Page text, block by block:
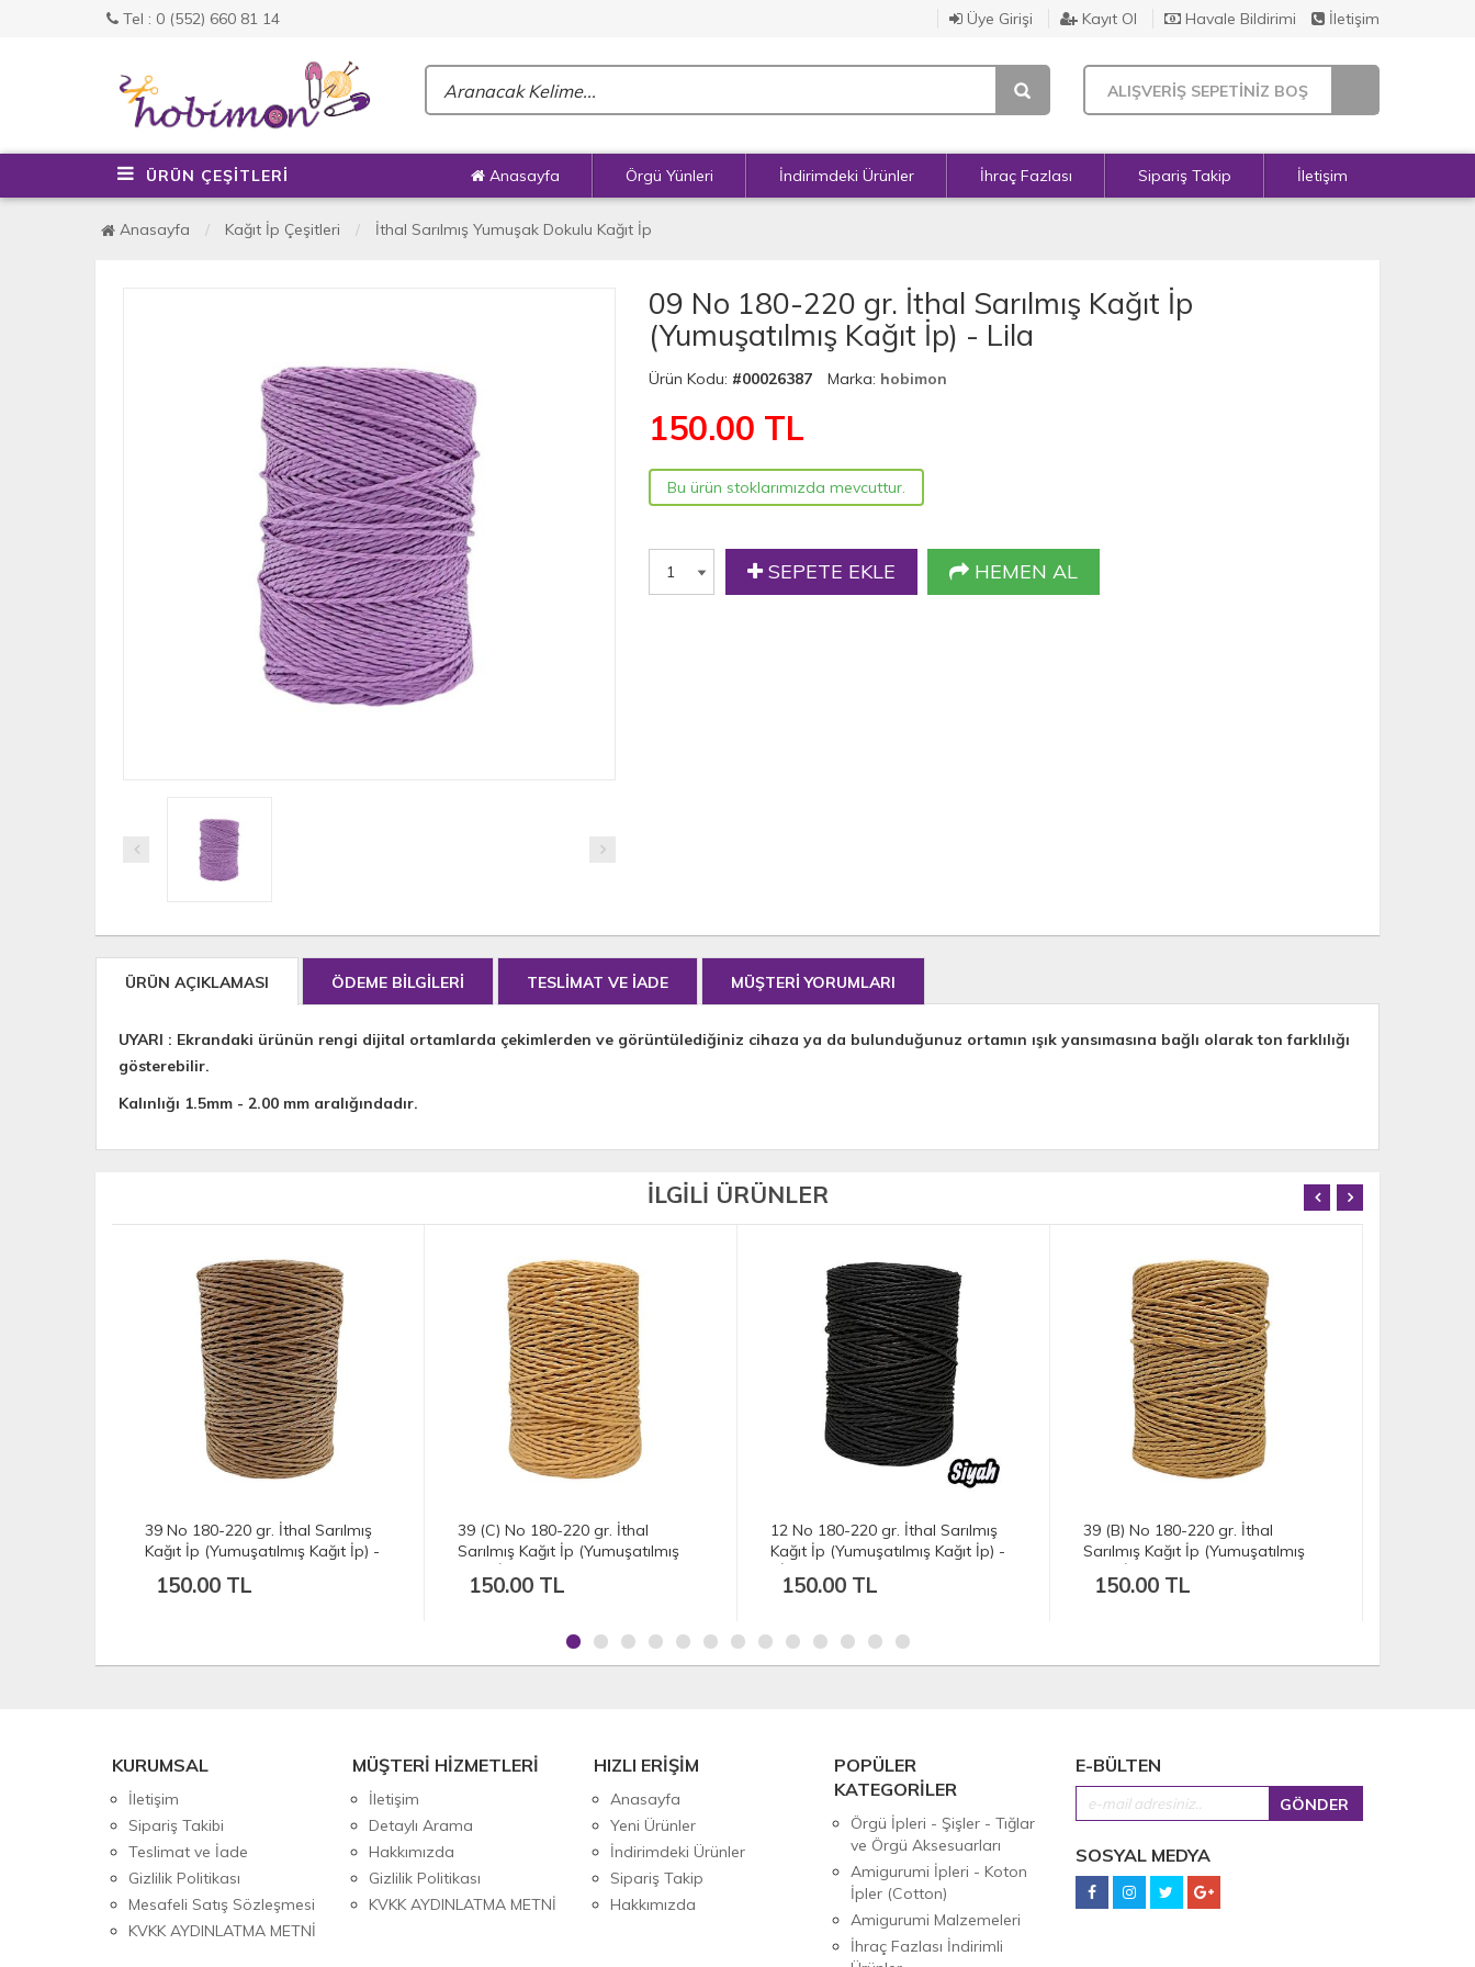
Tel : 0 (552) 660 81 14 Üye Girişi Kayıt Ol Havale Bildirimi İletişim
ALIŞVERİŞ SEPETİNİZ BOŞ
ÜRÜN ÇEŞİTLERİ Anasayfa Örgü Yünleri İndirimdeki Ürünler İhraç Fazlası Sipariş Takip İletişim
Anasayfa Kağıt İp Çeşitleri İthal Sarılmış Yumuşak Dokulu Kağıt İp
09 No 180-220 gr. İthal Sarılmış Kağıt İp
(Yumuşatılmış Kağıt İp) - Lila
Ürün Kodu: #00026387 Marka: hobimon
150.00 TL
Bu ürün stoklarımızda mevcuttur.
SEPETE EKLE HEMEN AL
ÜRÜN AÇIKLAMASI ÖDEME BİLGİLERİ TESLİMAT VE İADE MÜŞTERİ YORUMLARI
UYARI : Ekrandaki ürünün rengi dijital ortamlarda çekimlerden ve görüntülediğiniz cihaza ya da bulunduğunuz ortamın ışık yansımasına bağlı olarak ton farklılığı
gösterebilir.
Kalınlığı 1.5mm - 2.00 mm aralığındadır.
İLGİLİ ÜRÜNLER
39 (C) No 180-220 gr. İthal
Sarılmış Kağıt İp (Yumuşatılmış
150.00 TL
12 No 180-220 gr. İthal Sarılmış
Kağıt İp (Yumuşatılmış Kağıt İp) -
150.00 TL
39 (B) No 180-220 gr. İthal
Sarılmış Kağıt İp (Yumuşatılmış
150.00 TL
59 No 180-220 gr. İthal Sarılmış
Kağıt İp (Yumuşatılmış Kağıt İp) -
150.00 TL
KURUMSAL
İletişim
Sipariş Takibi
Teslimat ve İade
Gizlilik Politikası
Mesafeli Satış Sözleşmesi
KVKK AYDINLATMA METNİ
MÜŞTERİ HİZMETLERİ
İletişim
Detaylı Arama
Hakkımızda
Gizlilik Politikası
KVKK AYDINLATMA METNİ
HIZLI ERİŞİM
Anasayfa
Yeni Ürünler
İndirimdeki Ürünler
Sipariş Takip
Hakkımızda
POPÜLER
KATEGORİLER
Örgü İpleri - Şişler - Tığlar
ve Örgü Aksesuarları
Amigurumi İpleri - Koton
İpler (Cotton)
Amigurumi Malzemeleri
İhraç Fazlası İndirimli
E-BÜLTEN
SOSYAL MEDYA